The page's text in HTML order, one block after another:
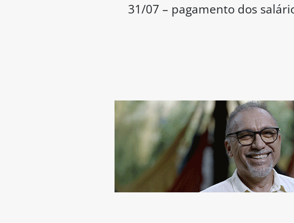
31/07 – pagamento dos